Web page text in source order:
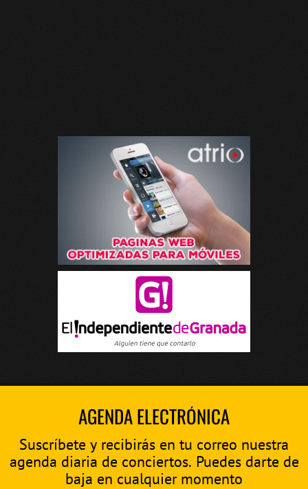
AGENDA ELECTRÓNICA
Suscríbete y recibirás en tu correo nuestra
agenda diaria de conciertos. Puedes darte de
baja en cualquier momento